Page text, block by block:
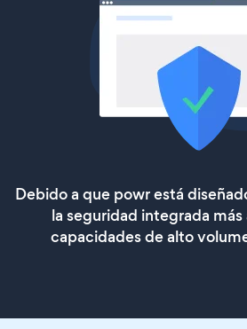
Debido a que powr está
la seguridad integrada más
capacidades de alto